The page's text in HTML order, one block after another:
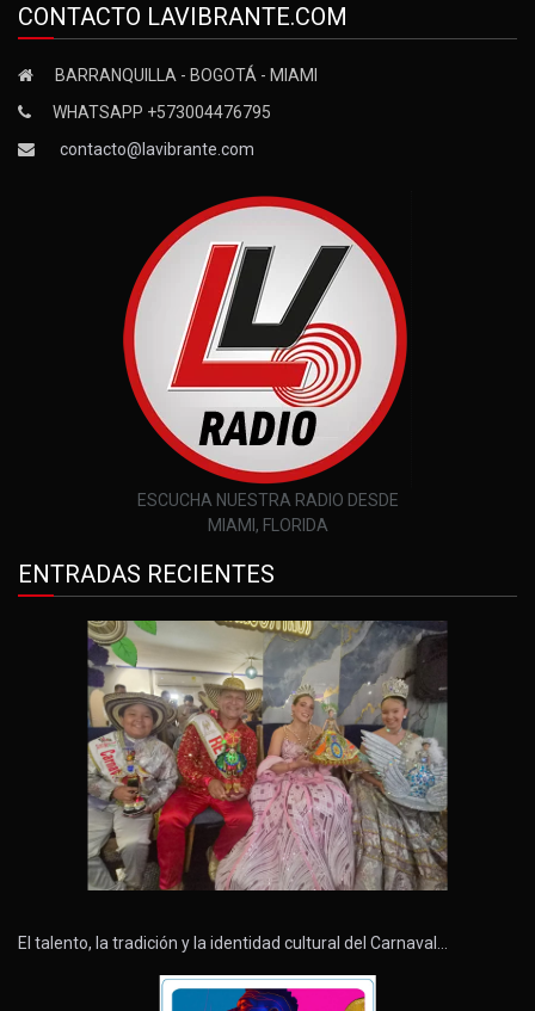
CONTACTO LAVIBRANTE.COM
BARRANQUILLA - BOGOTÁ - MIAMI
WHATSAPP +573004476795
contacto@lavibrante.com
ESCUCHA NUESTRA RADIO DESDE
MIAMI, FLORIDA
ENTRADAS RECIENTES
El talento, la tradición y la identidad cultural del Carnaval…